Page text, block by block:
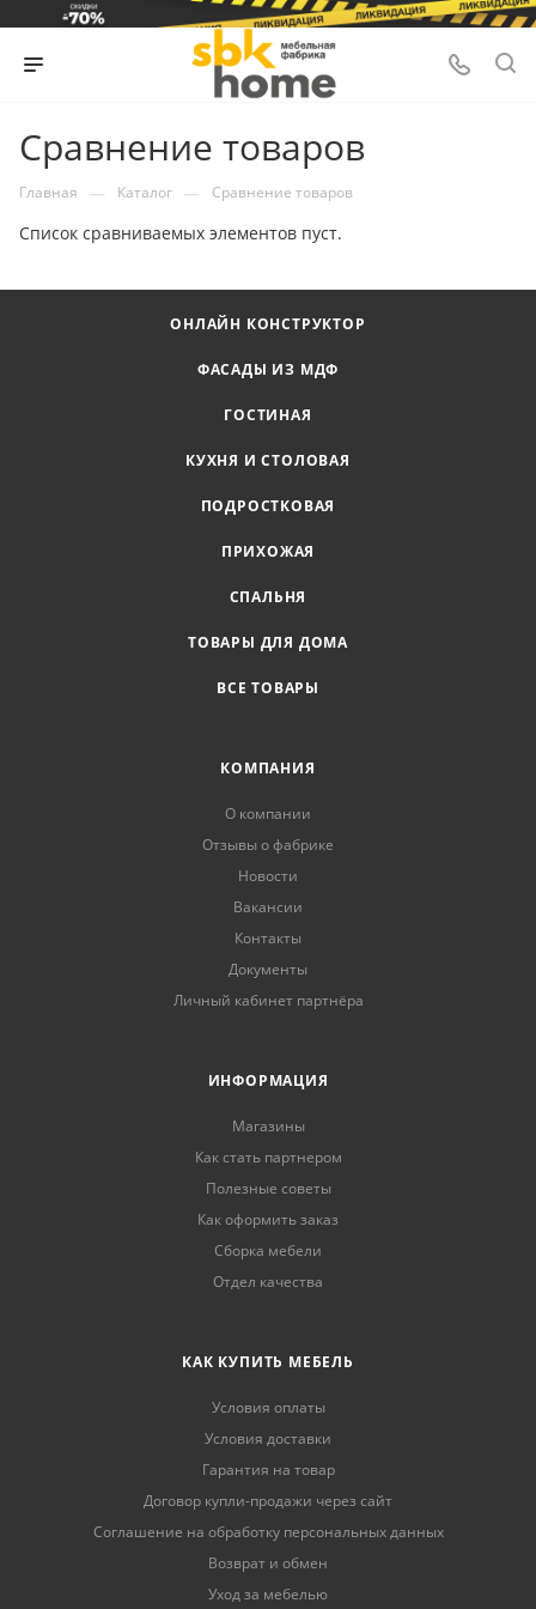
Сравнение товаров
Главная — Каталог — Сравнение товаров
Список сравниваемых элементов пуст.
ОНЛАЙН КОНСТРУКТОР
ФАСАДЫ ИЗ МДФ
ГОСТИНАЯ
КУХНЯ И СТОЛОВАЯ
ПОДРОСТКОВАЯ
ПРИХОЖАЯ
СПАЛЬНЯ
ТОВАРЫ ДЛЯ ДОМА
ВСЕ ТОВАРЫ
КОМПАНИЯ
О компании
Отзывы о фабрике
Новости
Вакансии
Контакты
Документы
Личный кабинет партнёра
ИНФОРМАЦИЯ
Магазины
Как стать партнером
Полезные советы
Как оформить заказ
Сборка мебели
Отдел качества
КАК КУПИТЬ МЕБЕЛЬ
Условия оплаты
Условия доставки
Гарантия на товар
Договор купли-продажи через сайт
Соглашение на обработку персональных данных
Возврат и обмен
Уход за мебелью